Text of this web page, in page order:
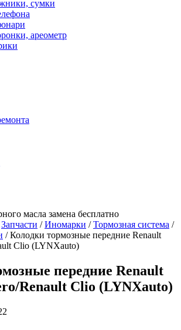
сумки
ареометр
масла замена бесплатно
Запчасти /Иномарки /Тормозная система /
/Колодки тормозные передние Renault
Clio (LYNXauto)
передние Renault
Renault Clio (LYNXauto)